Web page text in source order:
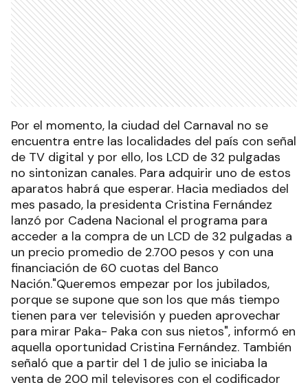
Por el momento, la ciudad del Carnaval no se
encuentra entre las localidades del país con señal
de TV digital y por ello, los LCD de 32 pulgadas
no sintonizan canales. Para adquirir uno de estos
aparatos habrá que esperar. Hacia mediados del
mes pasado, la presidenta Cristina Fernández
lanzó por Cadena Nacional el programa para
acceder a la compra de un LCD de 32 pulgadas a
un precio promedio de 2.700 pesos y con una
financiación de 60 cuotas del Banco
Nación."Queremos empezar por los jubilados,
porque se supone que son los que más tiempo
tienen para ver televisión y pueden aprovechar
para mirar Paka- Paka con sus nietos", informó en
aquella oportunidad Cristina Fernández. También
señaló que a partir del 1 de julio se iniciaba la
venta de 200 mil televisores con el codificador